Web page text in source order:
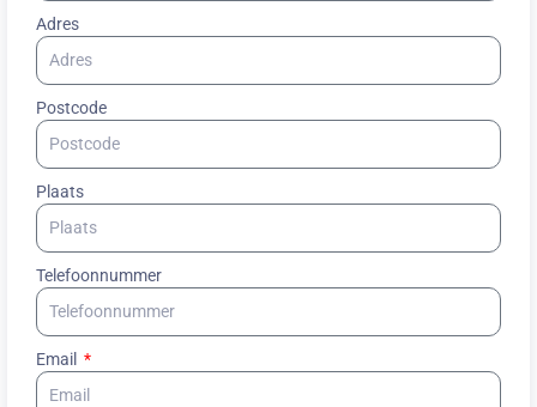
Adres
Postcode
Plaats
Telefoonnummer
Email